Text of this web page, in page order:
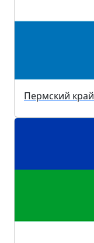
Пермский край